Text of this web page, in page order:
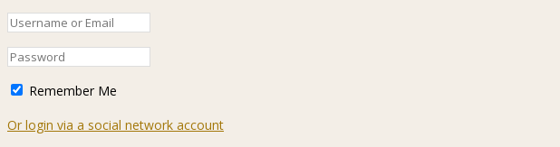
Remember Me
Or login via a social network account